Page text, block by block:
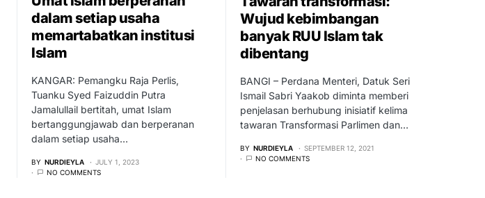
dalam setiap usaha
memartabatkan institusi
Islam
KANGAR: Pemangku Raja Perlis,
Tuanku Syed Faizuddin Putra
Jamalullail bertitah, umat Islam
bertanggungjawab dan berperanan
dalam setiap usaha…
BY NURDIEYLA
JULY 1, 2023
NO COMMENTS
Wujud kebimbangan
banyak RUU Islam tak
dibentang
BANGI – Perdana Menteri, Datuk Seri
Ismail Sabri Yaakob diminta memberi
penjelasan berhubung inisiatif kelima
tawaran Transformasi Parlimen dan…
BY NURDIEYLA
SEPTEMBER 12, 2021
NO COMMENTS